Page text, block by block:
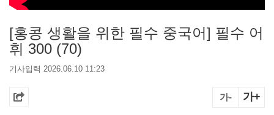
[홍콩 생활을 위한 필수 중국어] 필수 어
휘 300 (70)
기사입력 2026.06.10 11:23
가- 가+